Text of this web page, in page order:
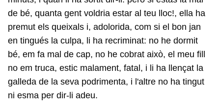
de bé, quanta gent voldria estar al teu lloc!, ella ha
premut els queixals i, adolorida, com si el bon jan
en tingués la culpa, li ha recriminat: no he dormit
bé, em fa mal de cap, no he cobrat això, el meu fill
no em truca, estic malament, fatal, i li ha llençat la
galleda de la seva podrimenta, i l'altre no ha tingut
ni esma per dir-li adeu.